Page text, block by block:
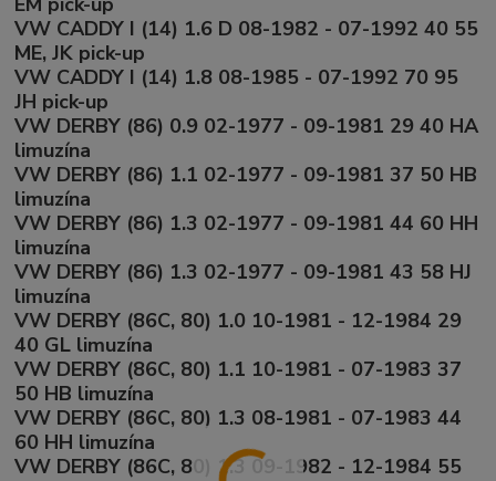
VW CADDY I (14) 1.6 D 08-1982 - 07-1992 40 55
ME, JK pick-up
VW CADDY I (14) 1.8 08-1985 - 07-1992 70 95
JH pick-up
VW DERBY (86) 0.9 02-1977 - 09-1981 29 40 HA
limuzína
VW DERBY (86) 1.1 02-1977 - 09-1981 37 50 HB
limuzína
VW DERBY (86) 1.3 02-1977 - 09-1981 44 60 HH
limuzína
VW DERBY (86) 1.3 02-1977 - 09-1981 43 58 HJ
limuzína
VW DERBY (86C, 80) 1.0 10-1981 - 12-1984 29
40 GL limuzína
VW DERBY (86C, 80) 1.1 10-1981 - 07-1983 37
50 HB limuzína
VW DERBY (86C, 80) 1.3 08-1981 - 07-1983 44
60 HH limuzína
VW DERBY (86C, 80) 1.3 09-1982 - 12-1984 55